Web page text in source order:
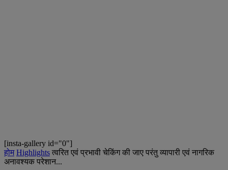
[insta-gallery id="0"]
होम Highlights त्वरित एवं प्रभावी चेकिंग की जाए परंतु व्यापारी एवं नागरिक
अनावश्यक परेशान...